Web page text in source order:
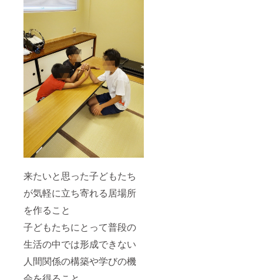
来たいと思った子どもたち
が気軽に立ち寄れる居場所
を作ること
子どもたちにとって普段の
生活の中では形成できない
人間関係の構築や学びの機